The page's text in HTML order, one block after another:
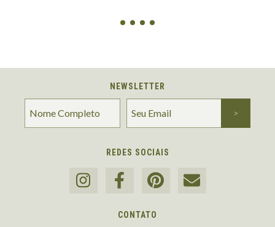
NEWSLETTER
REDES SOCIAIS
CONTATO